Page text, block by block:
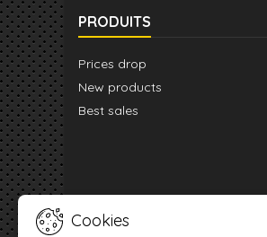
PRODUITS
Prices drop
New products
Best sales
Cookies